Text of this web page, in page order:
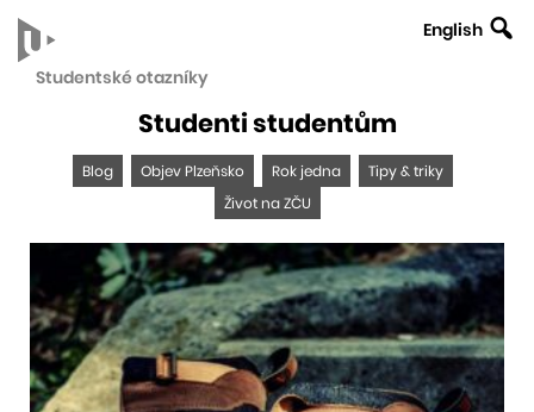
Studentské otazníky
English
Studenti studentům
Objev
Plzeňsko
Blog Objev Plzeňsko Rok jedna
Tipy & triky
Život na ZČU